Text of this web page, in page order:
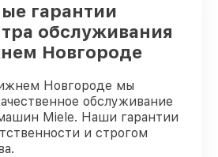
гарантии
обслуживания
Новгороде
Новгороде мы
обслуживание
Miele. Наши гарантии
и строгом